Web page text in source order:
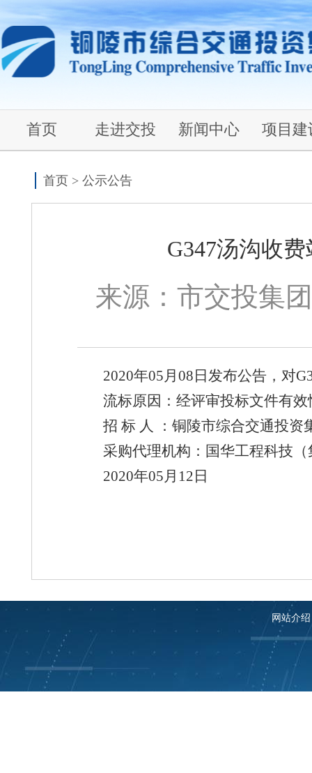
首页 走进交投 新闻中心 项目建
首页 > 公示公告
G347汤沟收
来源：市交投集
2020年05月08日发布公告，对
流标原因：经评审投标文件有效
招 标 人 ：铜陵市综合交通投资
采购代理机构：国华工程科技（
2020年05月12日
网站介绍